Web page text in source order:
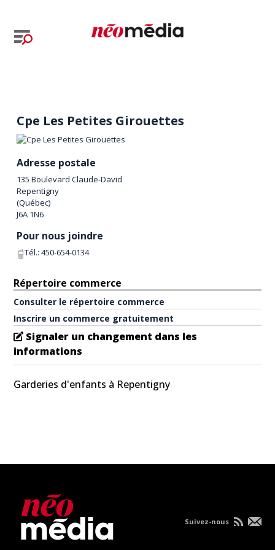
Cpe Les Petites Girouettes
Adresse postale
135 Boulevard Claude-David
Repentigny
(Québec)
J6A 1N6
Pour nous joindre
Tél.:450-654-0134
Répertoire commerce
Consulter le répertoire commerce
Inscrire un commerce gratuitement
Signaler un changement dans les
informations
Garderies d'enfants à Repentigny
Suivez-nous